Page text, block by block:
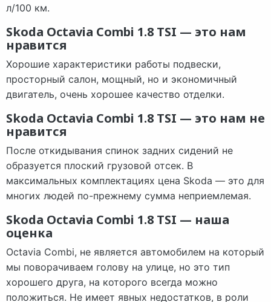
л/100 км.
Skoda Octavia Combi 1.8 TSI — это нам
нравится
Хорошие характеристики работы подвески,
просторный салон, мощный, но и экономичный
двигатель, очень хорошее качество отделки.
Skoda Octavia Combi 1.8 TSI — это нам не
нравится
После откидывания спинок задних сидений не
образуется плоский грузовой отсек. В
максимальных комплектациях цена Skoda — это для
многих людей по-прежнему сумма неприемлемая.
Skoda Octavia Combi 1.8 TSI — наша
оценка
Octavia Combi, не является автомобилем на который
мы поворачиваем голову на улице, но это тип
хорошего друга, на которого всегда можно
положиться. Не имеет явных недостатков, в роли